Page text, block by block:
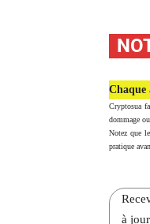
Chaque
Cryptosua
dommage
Notez que
pratique
à